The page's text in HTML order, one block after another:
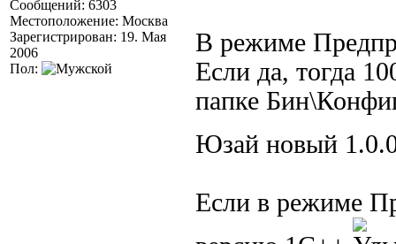
Сообщений: 6303
Местоположение: Москва
Зарегистрирован: 19. Мая
2006
Пол:
В режиме
Если да, тогда
папке
Юзай новый
Если в режиме